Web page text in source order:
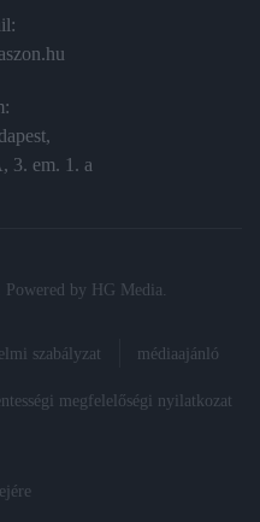
3. em. 1. a
by HG Media
szabályzat médiaajánló
megfelelőségi nyilatkozat